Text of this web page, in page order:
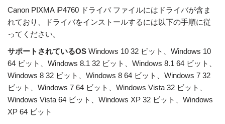
Canon PIXMA iP4760 ドライバ ファイルにはドライバが含ま
れており、ドライバをインストールするには以下の手順に従
ってください。
サポートされているOS Windows 10 32 ビット、Windows 10
64 ビット、Windows 8.1 32 ビット、Windows 8.1 64 ビット、
Windows 8 32 ビット、Windows 8 64 ビット、Windows 7 32
ビット、Windows 7 64 ビット、Windows Vista 32 ビット、
Windows Vista 64 ビット、Windows XP 32 ビット、Windows
XP 64 ビット